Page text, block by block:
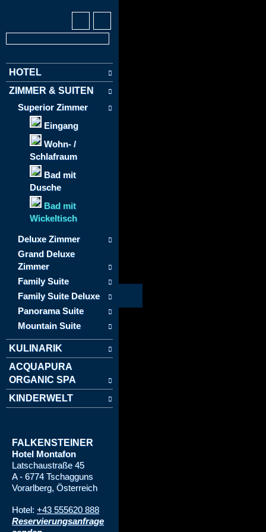
HOTEL
ZIMMER & SUITEN
Superior Zimmer
Eingang
Wohn- /
Schlafraum
Bad mit
Dusche
Bad mit
Wickeltisch
Deluxe Zimmer
Grand Deluxe
Zimmer
Family Suite
Family Suite Deluxe
Panorama Suite
Mountain Suite
KULINARIK
ACQUAPURA
ORGANIC SPA
KINDERWELT
FALKENSTEINER
Hotel Montafon
Latschaustraße 45
A - 6774 Tschagguns
Vorarlberg, Österreich
Hotel: +43 555620 888
Reservierungsanfrage